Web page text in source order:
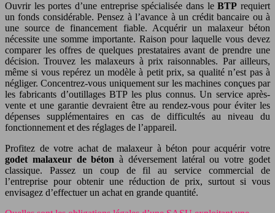
Ouvrir les portes d’une entreprise spécialisée dans leBTP requiert
un fonds considérable. Pensez à l’avance à un crédit bancaire ou à
une source de financement fiable. Acquérir un malaxeur béton
nécessite une somme importante. Raison pour laquelle vous devez
comparer les offres de quelques prestataires avant de prendre une
décision. Trouvez les malaxeurs à prix raisonnables. Par ailleurs,
même si vous repérez un modèle à petit prix, sa qualité n’est pas à
négliger. Concentrez-vous uniquement sur les machines conçues par
les fabricants d’outillages BTP les plus connus. Un service après-
vente et une garantie devraient être au rendez-vous pour éviter les
dépenses supplémentaires en cas de difficultés au niveau du
fonctionnement et des réglages de l’appareil.
Profitez de votre achat de malaxeur à béton pour acquérir votre
godet malaxeur de béton à déversement latéral ou votre godet
classique. Passez un coup de fil au service commercial de
l’entreprise pour obtenir une réduction de prix, surtout si vous
envisagez d’effectuer un achat en grande quantité.